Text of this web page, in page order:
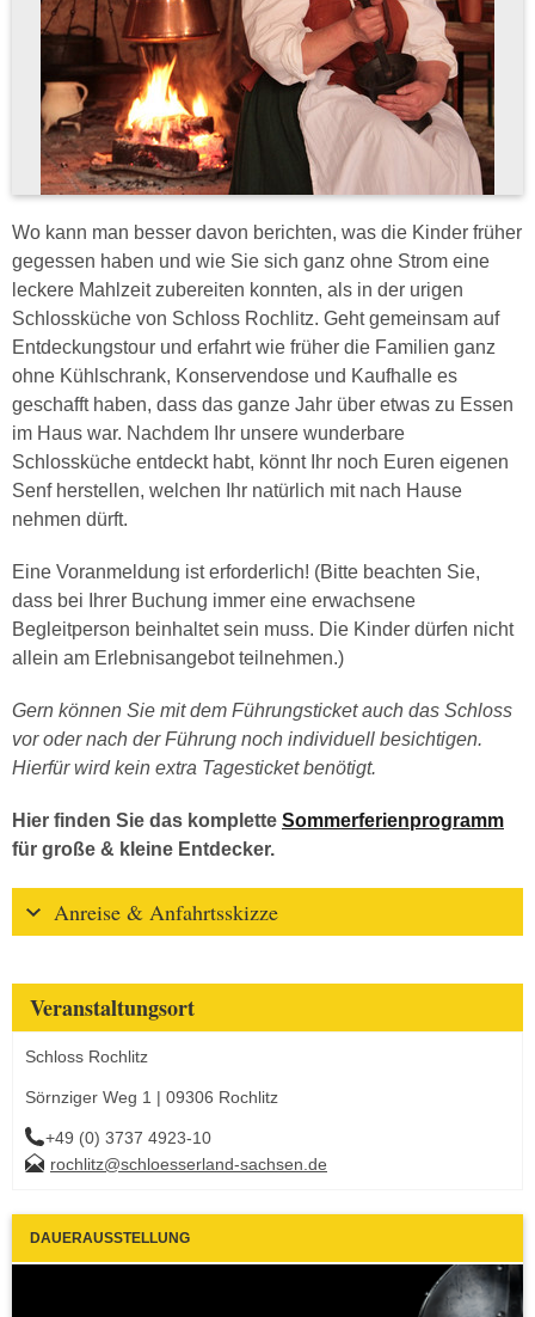
Wo kann man besser davon berichten, was die Kinder früher
gegessen haben und wie Sie sich ganz ohne Strom eine
leckere Mahlzeit zubereiten konnten, als in der urigen
Schlossküche von Schloss Rochlitz. Geht gemeinsam auf
Entdeckungstour und erfahrt wie früher die Familien ganz
ohne Kühlschrank, Konservendose und Kaufhalle es
geschafft haben, dass das ganze Jahr über etwas zu Essen
im Haus war. Nachdem Ihr unsere wunderbare
Schlossküche entdeckt habt, könnt Ihr noch Euren eigenen
Senf herstellen, welchen Ihr natürlich mit nach Hause
nehmen dürft.
Eine Voranmeldung ist erforderlich! (Bitte beachten Sie,
dass bei Ihrer Buchung immer eine erwachsene
Begleitperson beinhaltet sein muss. Die Kinder dürfen nicht
allein am Erlebnisangebot teilnehmen.)
Gern können Sie mit dem Führungsticket auch das Schloss
vor oder nach der Führung noch individuell besichtigen.
Hierfür wird kein extra Tagesticket benötigt.
Hier finden Sie das komplette Sommerferienprogramm
für große & kleine Entdecker.
Anreise & Anfahrtsskizze
Veranstaltungsort
Schloss Rochlitz
Sörnziger Weg 1 | 09306 Rochlitz
+49 (0) 3737 4923-10
rochlitz@schloesserland-sachsen.de
DAUERAUSSTELLUNG